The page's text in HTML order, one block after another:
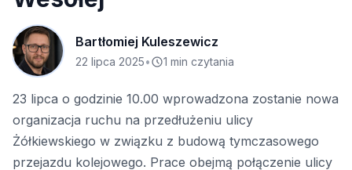
Bartłomiej Kuleszewicz
22 lipca 2025• 1 min czytania
23 lipca o godzinie 10.00 wprowadzona zostanie nowa
organizacja ruchu na przedłużeniu ulicy
Żółkiewskiego w związku z budową tymczasowego
przejazdu kolejowego. Prace obejmą połączenie ulicy